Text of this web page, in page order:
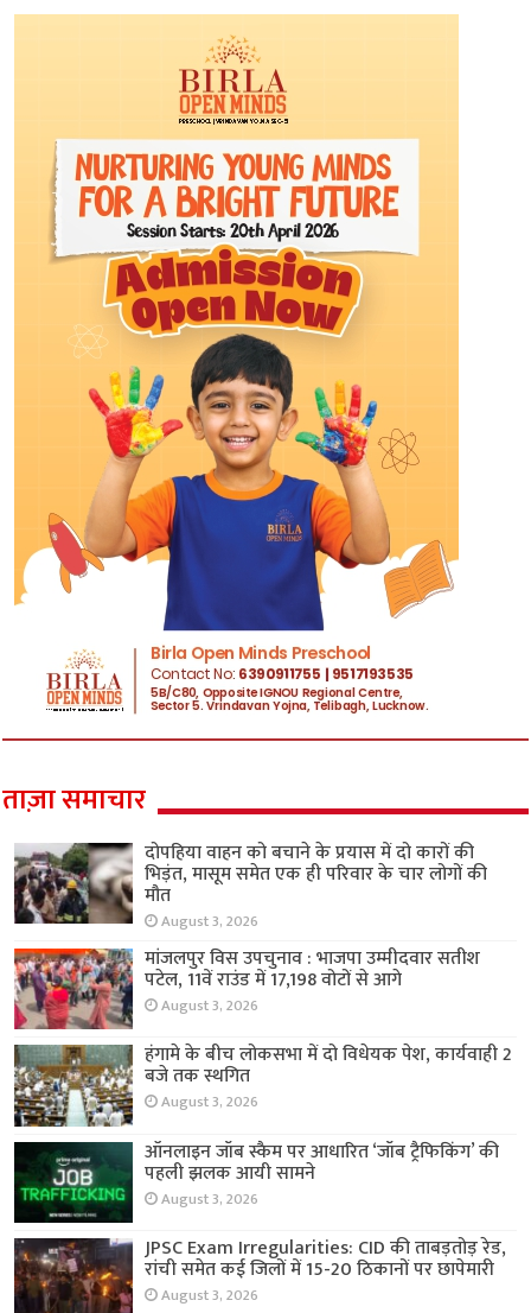
ताज़ा समाचार
दोपहिया वाहन को बचाने के प्रयास में दो कारों की
भिड़ंत, मासूम समेत एक ही परिवार के चार लोगों की
मौत
August 3, 2026
मांजलपुर विस उपचुनाव : भाजपा उम्मीदवार सतीश
पटेल, 11वें राउंड में 17,198 वोटों से आगे
August 3, 2026
हंगामे के बीच लोकसभा में दो विधेयक पेश, कार्यवाही 2
बजे तक स्थगित
August 3, 2026
ऑनलाइन जॉब स्कैम पर आधारित ‘जॉब ट्रैफिकिंग’ की
पहली झलक आयी सामने
August 3, 2026
JPSC Exam Irregularities: CID की ताबड़तोड़ रेड,
रांची समेत कई जिलों में 15-20 ठिकानों पर छापेमारी
August 3, 2026